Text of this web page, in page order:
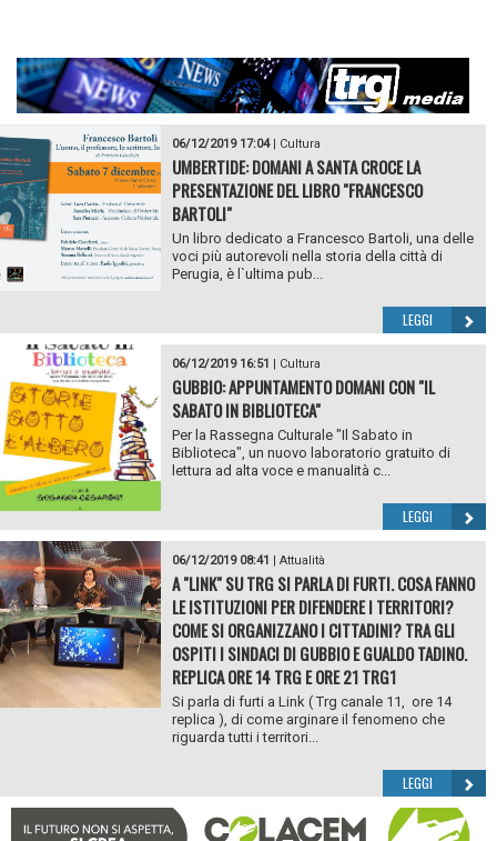
06/12/2019 17:04| Cultura
UMBERTIDE: DOMANI A SANTA CROCE LA
PRESENTAZIONE DEL LIBRO "FRANCESCO
BARTOLI"
Un libro dedicato a Francesco Bartoli, una delle
voci più autorevoli nella storia della città di
Perugia, è l`ultima pub...
LEGGI
06/12/2019 16:51 Cultura
GUBBIO: APPUNTAMENTO DOMANI CON "IL
SABATO IN BIBLIOTECA"
Per la Rassegna Culturale "Il Sabato in
Biblioteca", un nuovo laboratorio gratuito di
lettura ad alta voce e manualità c...
LEGGI
06/12/2019 08:41 Attualità
A "LINK" SU TRG SI PARLA DI FURTI. COSA FANNO
LE ISTITUZIONI PER DIFENDERE I TERRITORI?
COME SI ORGANIZZANO I CITTADINI? TRA GLI
OSPITI I SINDACI DI GUBBIO E GUALDO TADINO.
REPLICA ORE 14 TRG E ORE 21 TRG1
Si parla di furti a Link ( Trg canale 11, ore 14
replica ), di come arginare il fenomeno che
riguarda tutti i territori...
LEGGI